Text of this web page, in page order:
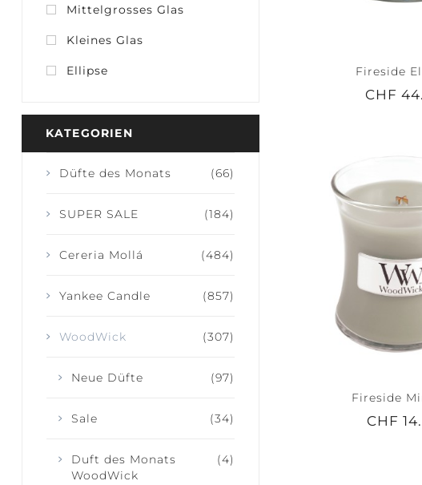
Fireside
CHF
Fireside
CHF
Mittelgrosses Glas
Kleines Glas
Ellipse
KATEGORIEN
(66)
Düfte des Monats
(184)
SUPER SALE
(484)
Cereria Mollá
(857)
Yankee Candle
(307)
WoodWick
(97)
Neue Düfte
(34)
Sale
(4)
Duft des Monats
WoodWick